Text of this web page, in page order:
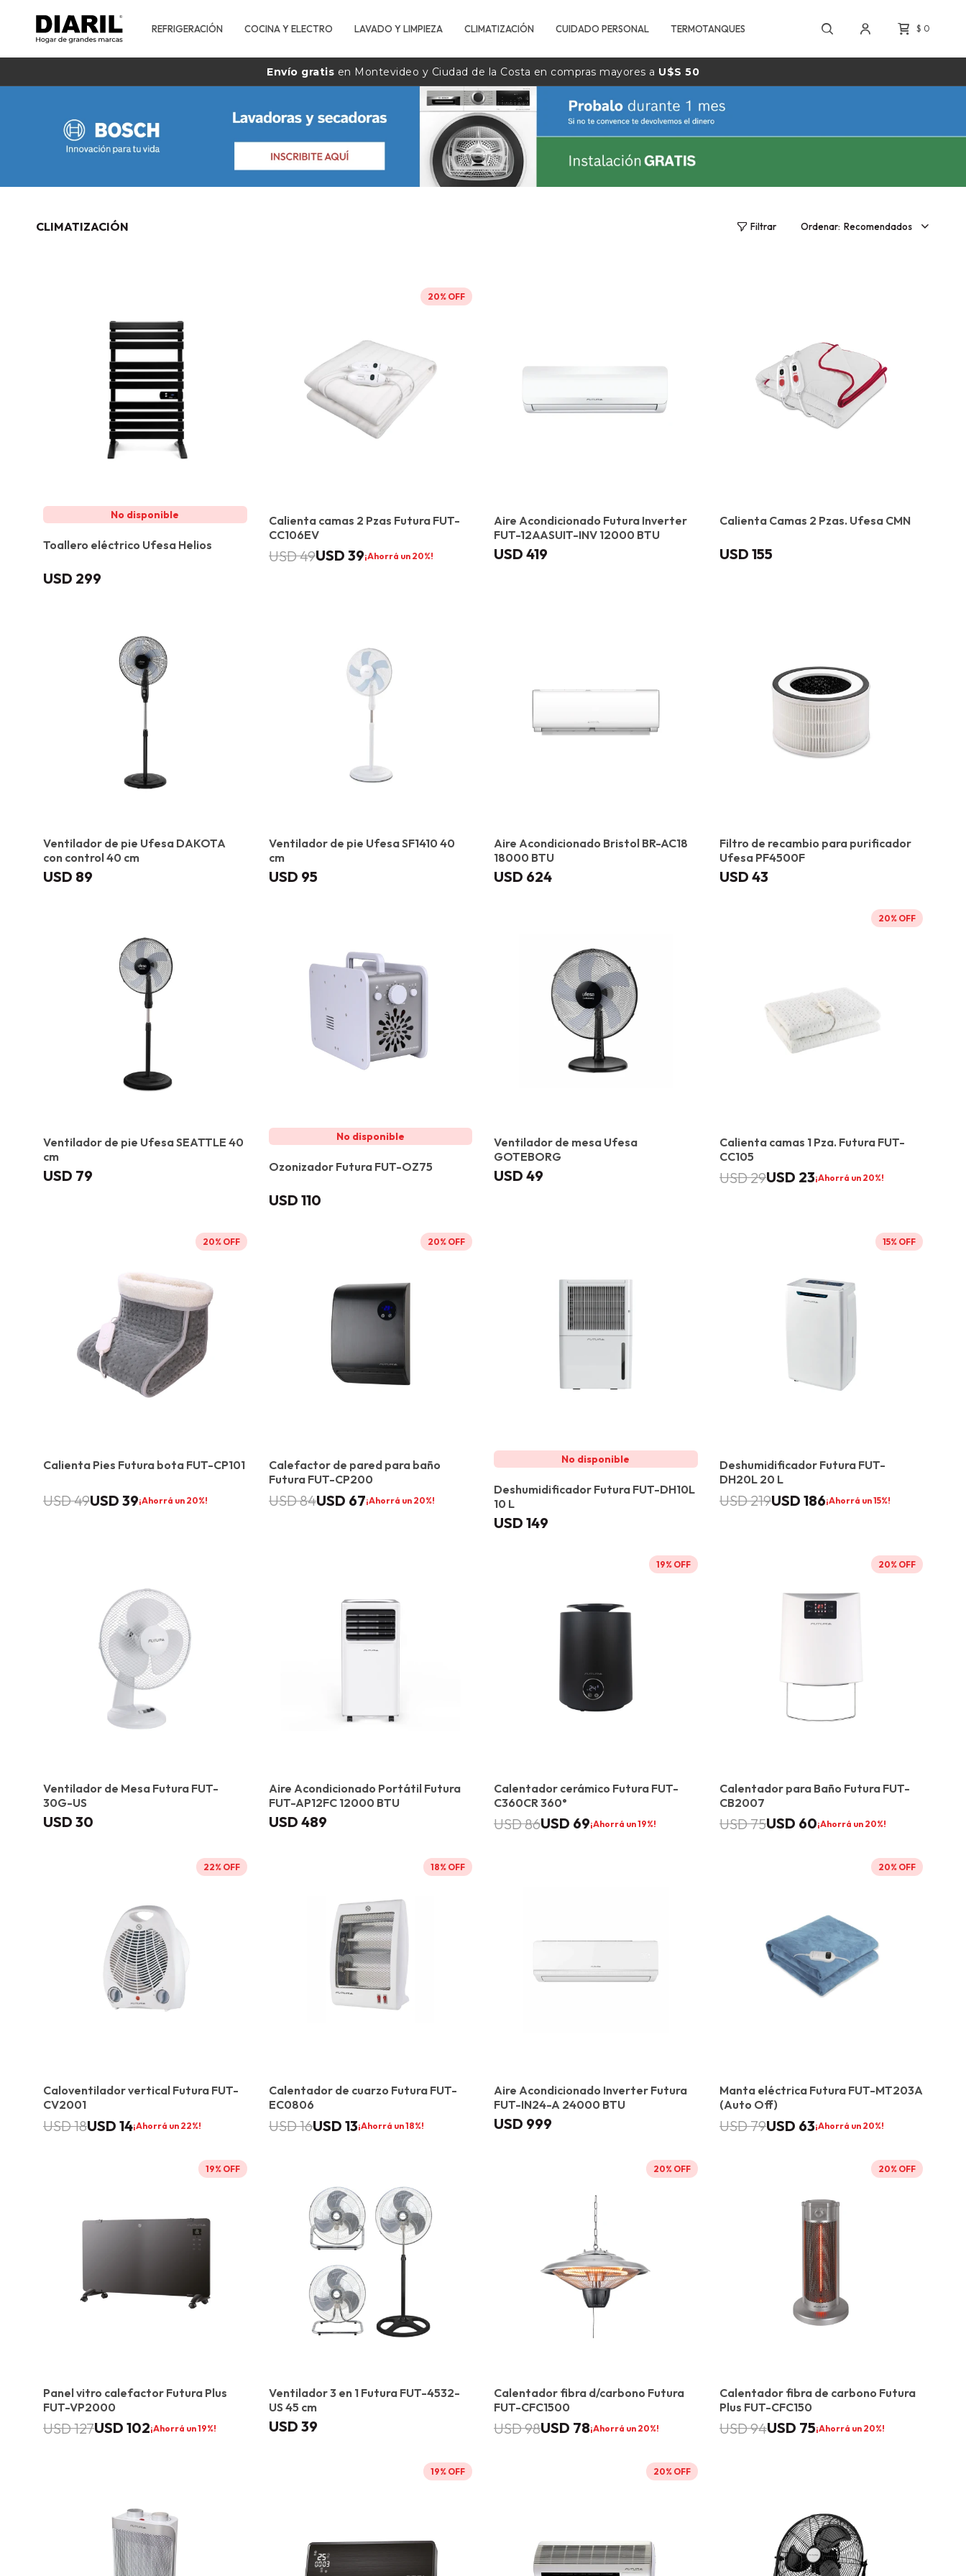
REFRIGERACIÓN COCINA Y ELECTRO LAVADO Y LIMPIEZA CLIMATIZACIÓN CUIDADO PERSONAL TERMOTANQUES $ 0
Envío gratis en Montevideo y Ciudad de la Costa en compras mayores a U$S 50
CLIMATIZACIÓN Recomendados
Toallero eléctrico Ufesa Helios
USD 299
20
Calienta camas 2 Pzas Futura FUT-
CC106EV
USD 39
USD49 20
Aire Acondicionado Futura Inverter
FUT-12AASUIT-INV 12000 BTU
USD 419
Calienta Camas 2 Pzas. Ufesa CMN
USD 155
Ventilador de pie Ufesa DAKOTA
con control 40 cm
USD 89
Ventilador de pie Ufesa SF1410 40
cm
USD 95
Aire Acondicionado Bristol BR-AC18
18000 BTU
USD 624
Filtro de recambio para purificador
Ufesa PF4500F
USD 43
Ventilador de pie Ufesa SEATTLE 40
cm
USD 79 Ozonizador Futura FUT-OZ75
USD 110
Ventilador de mesa Ufesa
GOTEBORG
USD 49
20
Calienta camas 1 Pza. Futura FUT-
CC105
USD 23
USD29 20
20
Calienta Pies Futura bota FUT-CP101
USD 39
USD49 20
20
Calefactor de pared para baño
Futura FUT-CP200
USD 67
USD84 20
Deshumidificador Futura FUT-DH10L
10 L
USD 149
15
Deshumidificador Futura FUT-
DH20L 20 L
USD 186
USD219 15
Ventilador de Mesa Futura FUT-
30G-US
USD 30
Aire Acondicionado Portátil Futura
FUT-AP12FC 12000 BTU
USD 489
19
Calentador cerámico Futura FUT-
C360CR 360°
USD 69
USD86 19
20
Calentador para Baño Futura FUT-
CB2007
USD 60
USD75 20
22
Caloventilador vertical Futura FUT-
CV2001
USD 14
USD18 22
18
Calentador de cuarzo Futura FUT-
EC0806
USD 13
USD16 18
Aire Acondicionado Inverter Futura
FUT-IN24-A 24000 BTU
USD 999
20
Manta eléctrica Futura FUT-MT203A
(Auto Off)
USD 63
USD79 20
19
Panel vitro calefactor Futura Plus
FUT-VP2000
USD 102
USD127 19
Ventilador 3 en 1 Futura FUT-4532-
US 45 cm
USD 39
20
Calentador fibra d/carbono Futura
FUT-CFC1500
USD 78
USD98 20
20
Calentador fibra de carbono Futura
Plus FUT-CFC150
USD 75
USD94 20
19 20